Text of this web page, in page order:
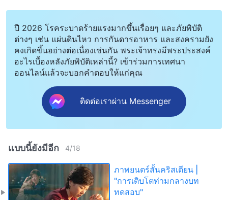
ปี 2026 โรคระบาดร้ายแรงมากขึ้นเรื่อยๆ และภัยพิบัติ
ต่างๆ เช่น แผ่นดินไหว การกันดารอาหาร และสงครามยัง
คงเกิดขึ้นอย่างต่อเนื่องเช่นกัน พระเจ้าทรงมีพระประสงค์
อะไรเบื้องหลังภัยพิบัติเหล่านี้? เข้าร่วมการเทศนา
ออนไลน์แล้วจะบอกคำตอบให้แก่คุณ
ติดต่อเราผ่าน Messenger
แบบนี้ยังมีอีก 4/18
ภาพยนตร์สั้นคริสเตียน |
"การเติบโตท่ามกลางบท
ทดสอบ"